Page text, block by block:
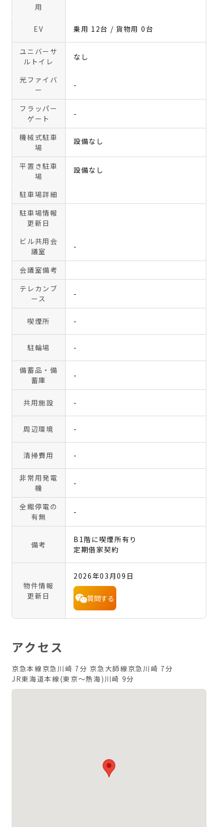
用
EV 乗用 12台 / 貨物用 0台
ユニバーサ
ルトイレ
なし
光ファイバ
ー
-
フラッパー
ゲート
-
機械式駐車
場
設備なし
平置き駐車
場
設備なし
駐車場詳細
駐車場情報
更新日
ビル共用会
議室
-
会議室備考
テレカンブ
ース
-
喫煙所 -
駐輪場 -
備蓄品・備
蓄庫
-
共用施設 -
周辺環境 -
清掃費用 -
非常用発電
機
-
全館停電の
有無
-
備考
B1階に喫煙所有り
定期借家契約
物件情報
更新日
2026年03月09日
質問する
アクセス
京急本線京急川崎 7分 京急大師線京急川崎 7分
JR東海道本線(東京～熱海)川崎 9分